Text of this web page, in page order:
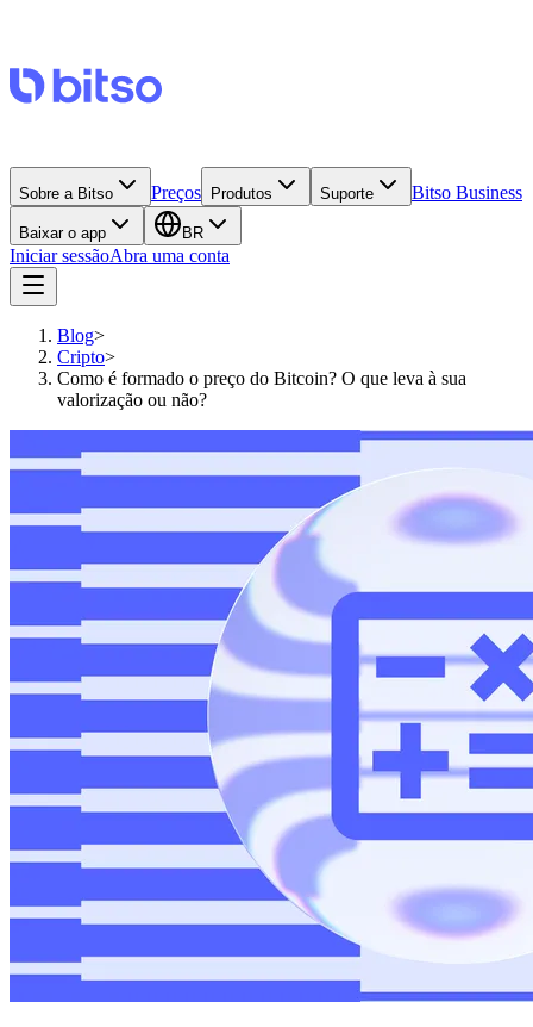
Sobre a Bitso Preços Produtos Suporte Bitso Business
Baixar o app BR
Iniciar sessãoAbra uma conta
Blog>
Cripto>
Como é formado o preço do Bitcoin? O que leva à sua
valorização ou não?